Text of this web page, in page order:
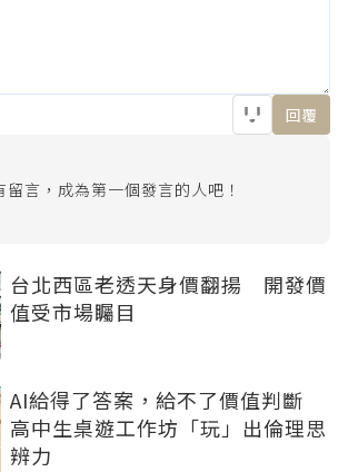
回覆
留言，成為第一個發言的人吧！
台北西區老透天身價翻揚 開發價
值受市場矚目
AI給得了答案，給不了價值判斷
高中生桌遊工作坊「玩」出倫理思
辨力